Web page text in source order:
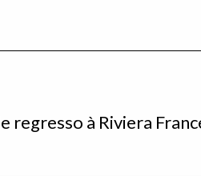
regresso à Riviera